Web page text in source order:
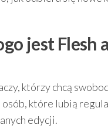
jest Flesh
którzy chcą
które lubią
edycji.